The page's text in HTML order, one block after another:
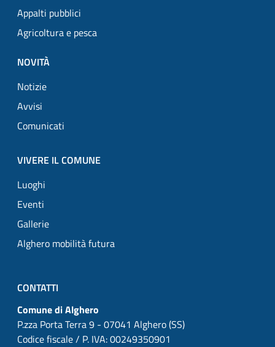
Appalti pubblici
Agricoltura e pesca
NOVITÀ
Notizie
Avvisi
Comunicati
VIVERE IL COMUNE
Luoghi
Eventi
Gallerie
Alghero mobilità futura
CONTATTI
Comune di Alghero
P.zza Porta Terra 9 - 07041 Alghero (SS)
Codice fiscale / P. IVA: 00249350901